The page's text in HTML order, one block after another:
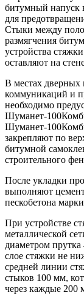
битумный напуск
для
Стыки между
размягчения
устройства
оставляют на
В местах дверных
коммуникаций и
необходимо
Шуманет-
Шуманет-
закрепляют по
битумной
строительного
После укладки
выполняют
пескобетона
При устройстве
металлической
диаметром
слое стяжки не
средней линии
стыков 100 мм,
через каждые 200